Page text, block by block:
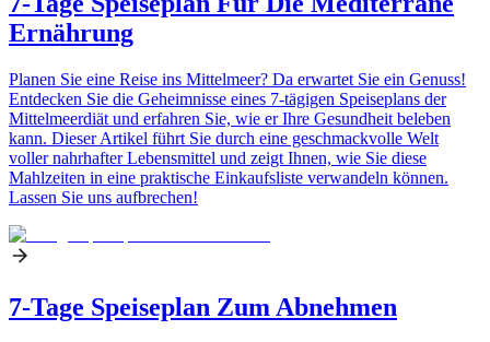
Ernährung
Planen Sie eine Reise ins Mittelmeer? Da erwartet Sie ein Genuss!
Entdecken Sie die Geheimnisse eines 7-tägigen Speiseplans der
Mittelmeerdiät und erfahren Sie, wie er Ihre Gesundheit beleben
kann. Dieser Artikel führt Sie durch eine geschmackvolle Welt
voller nahrhafter Lebensmittel und zeigt Ihnen, wie Sie diese
Mahlzeiten in eine praktische Einkaufsliste verwandeln können.
Lassen Sie uns aufbrechen!
7-Tage Speiseplan Zum Abnehmen